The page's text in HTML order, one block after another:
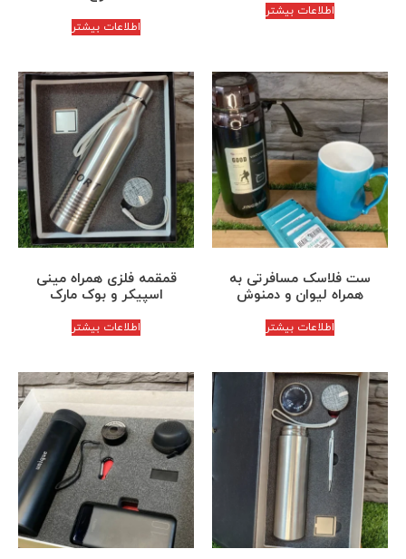
اطلاعات بیشتر
اطلاعات بیشتر
ست فلاسک مسافرتی به
همراه لیوان و دمنوش
اطلاعات بیشتر
قمقمه فلزی همراه مینی
اسپیکر و بوک مارک
اطلاعات بیشتر